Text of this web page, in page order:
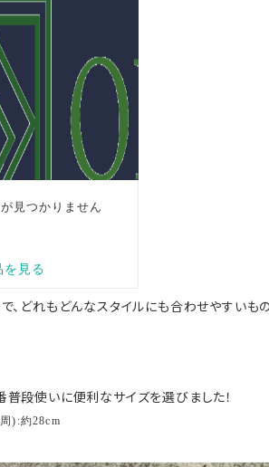
、どれもどんなスタイルにも合わせやすいも
普段使いに便利なサイズを選びました！
):約28cm